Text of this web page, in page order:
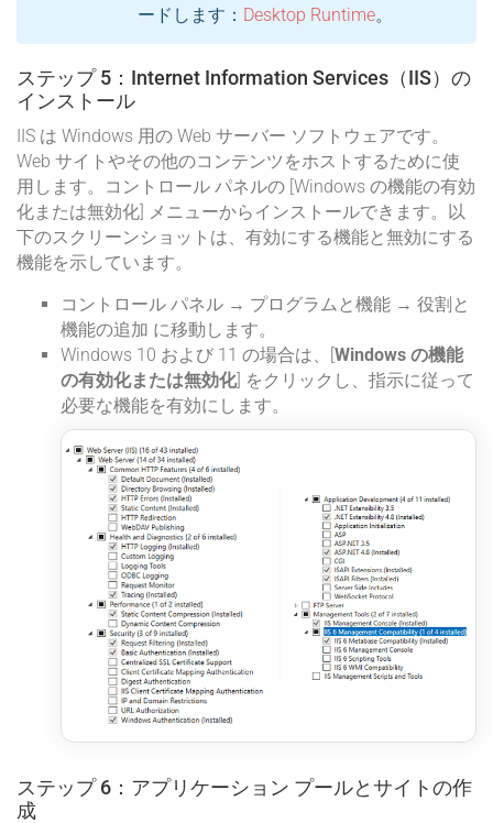
ードします： Desktop Runtime。
ステップ 5：Internet Information Services（IIS）の
インストール
IIS は Windows 用の Web サーバー ソフトウェアです。
Web サイトやその他のコンテンツをホストするために使
用します。コントロール パネルの [Windows の機能の有効
化または無効化] メニューからインストールできます。以
下のスクリーンショットは、有効にする機能と無効にする
機能を示しています。
コントロール パネル → プログラムと機能 → 役割と
機能の追加 に移動します。
Windows 10 および 11 の場合は、[Windows の機能
の有効化または無効化] をクリックし、指示に従って
必要な機能を有効にします。
ステップ 6：アプリケーション プールとサイトの作
成